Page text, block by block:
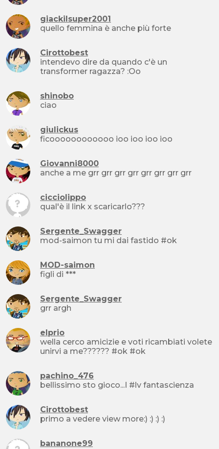
giackilsuper2001
quello femmina è anche più forte
Cirottobest
intendevo dire da quando c'è un
transformer ragazza? :Oo
shinobo
ciao
giulickus
ficoooooooooooo ioo ioo ioo ioo
Giovanni8000
anche a me grr grr grr grr grr grr grr grr
cicciolippo
qual'è il link x scaricarlo???
Sergente_Swagger
mod-saimon tu mi dai fastido #ok
MOD-saimon
figli di ***
Sergente_Swagger
grr argh
elprio
wella cerco amicizie e voti ricambiati volete
unirvi a me?????? #ok #ok
pachino_476
bellissimo sto gioco...I #lv fantascienza
Cirottobest
primo a vedere view more:) :) :) :)
bananone99